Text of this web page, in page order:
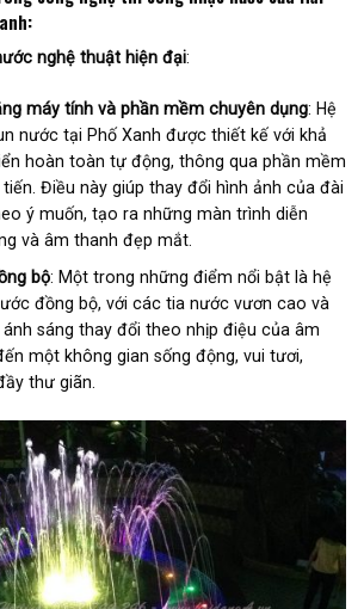
nghệ thuật hiện đại:
máy tính và phần mềm chuyên dụng: Hệ
nước tại Phố Xanh được thiết kế với khả
hoàn toàn tự động, thông qua phần mềm
Điều này giúp thay đổi hình ảnh của đài
ý muốn, tạo ra những màn trình diễn
và âm thanh đẹp mắt.
bộ: Một trong những điểm nổi bật là hệ
đồng bộ, với các tia nước vươn cao và
sáng thay đổi theo nhịp điệu của âm
một không gian sống động, vui tươi,
thư giãn.